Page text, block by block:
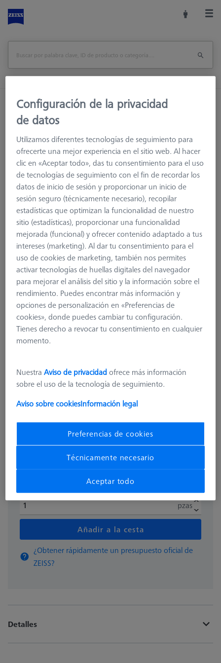
Inicio
Accesorios de la máquina
Accesorios para máquinas de medición
Conector de sonda para VAST XXT (3)
Imprimir página
visión de conjunto
Conector de sonda para VAST XXT
(3)
620161-8510-000
1.136,00 € más el IVA
pzas
Añadir a la cesta
¿Obtener rápidamente un presupuesto oficial de
ZEISS?
Detalles
Configuración de la privacidad
de datos
Utilizamos diferentes tecnologías de seguimiento para
ofrecerte una mejor experiencia en el sitio web. Al hacer
clic en «Aceptar todo», das tu consentimiento para el uso
de tecnologías de seguimiento con el fin de recordar los
datos de inicio de sesión y proporcionar un inicio de
sesión seguro (técnicamente necesario), recopilar
estadísticas que optimizan la funcionalidad de nuestro
sitio (estadísticas), proporcionar una funcionalidad
mejorada (funcional) y ofrecer contenido adaptado a tus
intereses (marketing). Al dar tu consentimiento para el
uso de cookies de marketing, también nos permites
activar tecnologías de huellas digitales del navegador
para mejorar el análisis del sitio y la información sobre el
rendimiento. Puedes encontrar más información y
opciones de personalización en «Preferencias de
cookies», donde puedes cambiar tu configuración.
Tienes derecho a revocar tu consentimiento en cualquier
momento.
NuestraAviso de privacidadofrece más información
sobre el uso de la tecnología de seguimiento.
Aviso sobre cookiesInformación legal
Preferencias de cookies
Técnicamente necesario
Aceptar todo